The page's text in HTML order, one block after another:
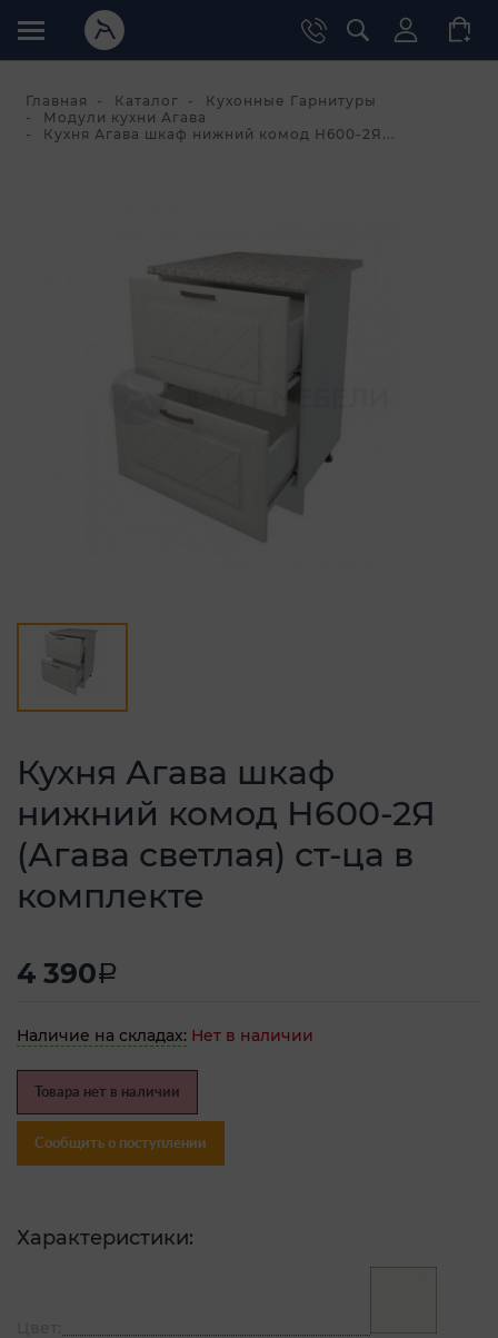
Главная Каталог
Кухонные Гарнитуры
Модули кухни Агава
Кухня Агава шкаф нижний комод Н600-2Я...
Кухня Агава шкаф
нижний комод Н600-2Я
(Агава светлая) ст-ца в
комплекте
4 390a
Наличие на складах: Нет в наличии
Товара нет в наличии
Сообщить о поступлении
Характеристики: